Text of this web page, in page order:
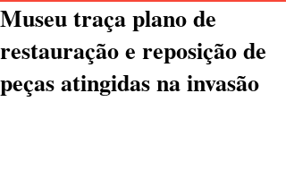
Museu traça plano de
restauração e reposição de
peças atingidas na invasão